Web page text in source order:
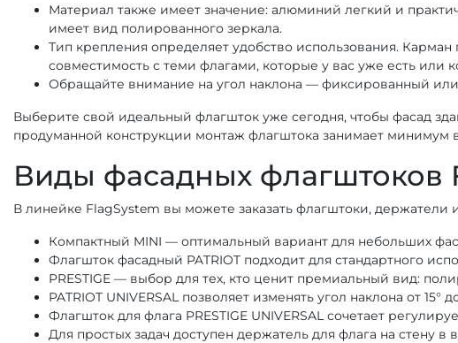
Материал также имеет значение: алюминий легкий и
имеет вид полированного зеркала.
Тип крепления определяет удобство использования.
совместимость с теми флагами, которые у вас уже есть или
Обращайте внимание на угол наклона — фиксированный
Выберите свой идеальный флагшток уже сегодня, чтобы фасад
продуманной конструкции монтаж флагштока занимает минимум
Виды фасадных флагштоков
В линейке FlagSystem вы можете заказать флагштоки, держатели
Компактный MINI — оптимальный вариант для небольших
Флагшток фасадный PATRIOT подходит для стандартного
PRESTIGE — выбор для тех, кто ценит премиальный вид:
PATRIOT UNIVERSAL позволяет изменять угол наклона от
Флагшток для флага PRESTIGE UNIVERSAL сочетает
Для простых задач доступен держатель для флага на стену